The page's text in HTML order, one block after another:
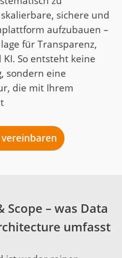
sichere und
aufzubauen –
für Transparenz,
So entsteht keine
sondern eine
die mit Ihrem
vereinbaren
– was Data
umfasst